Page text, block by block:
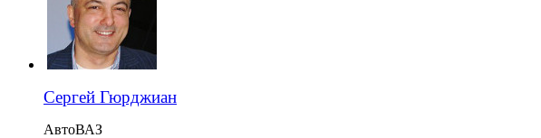
Сергей Гюрджиан
АвтоВАЗ